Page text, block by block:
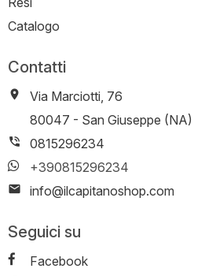
Catalogo
Contatti
Via Marciotti, 76
-
80047 - San Giuseppe (NA)
0815296234
+390815296234
info@ilcapitanoshop.com
Seguici su
Facebook